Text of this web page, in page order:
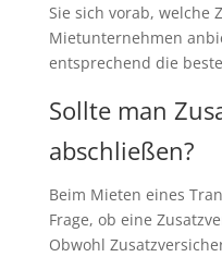
Sie sich vorab, welche
Mietunternehmen
entsprechend die
Sollte man
abschließen?
Beim Mieten eines
Frage, ob eine
Obwohl